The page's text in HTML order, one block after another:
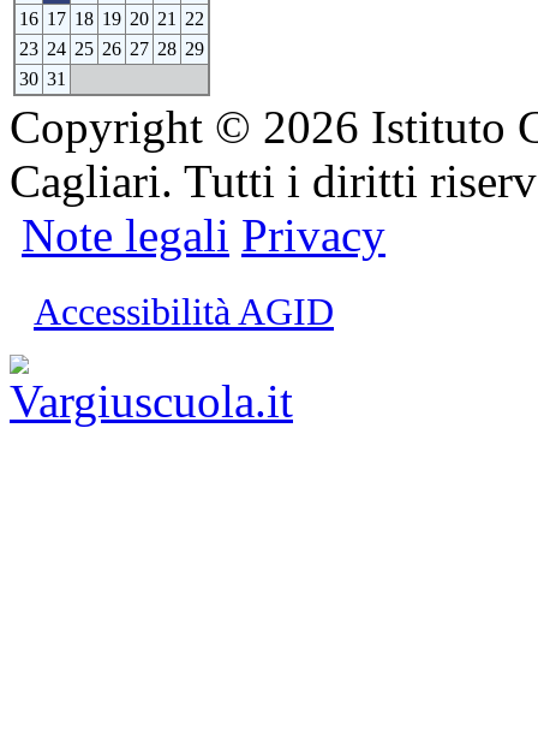
16 17 18 19 20 21
22
23 24 25 26 27 28 29
30 31
Copyright © 2026 Istituto
Cagliari. Tutti i diritti
Note legali Privacy
Accessibilità AGID